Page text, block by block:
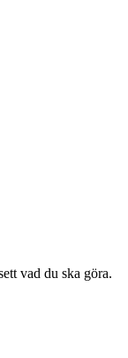
vad du ska göra.